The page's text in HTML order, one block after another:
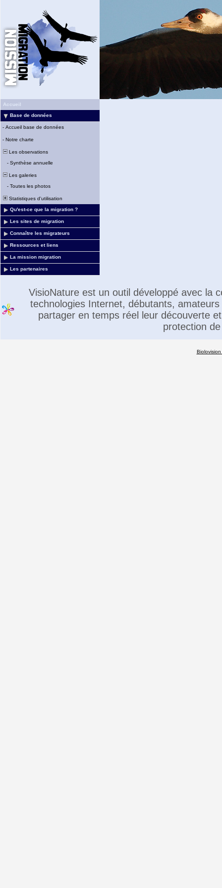
Accueil
Base de données
- Accueil base de données
- Notre charte
Les observations
- Synthèse annuelle
Les galeries
- Toutes les photos
Statistiques d'utilisation
Qu'est-ce que la migration ?
Les sites de migration
Connaître les migrateurs
Ressources et liens
La mission migration
Les partenaires
VisioNature est un outil développé avec la
technologies Internet, débutants,
partager en temps réel leur découverte
protection
Biolovision